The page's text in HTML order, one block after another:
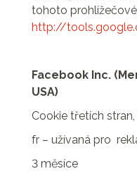
tohoto
http://
Facebook Inc.
USA)
Cookie třetích
fr – užívaná pro
3 měsíce